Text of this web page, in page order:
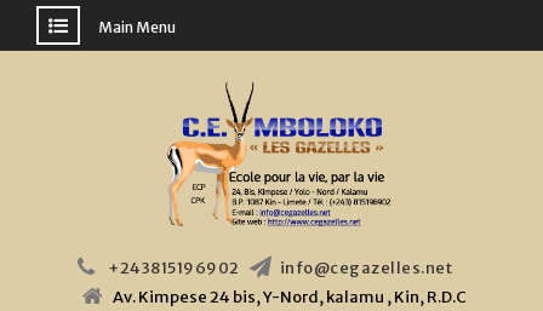
Main Menu
+243815196902
info@cegazelles.net
Av. Kimpese 24 bis, Y-Nord, kalamu , Kin, R.D.C